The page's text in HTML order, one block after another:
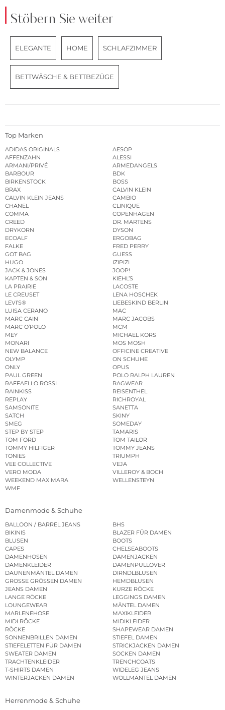
Stöbern Sie weiter
ELEGANTE HOME SCHLAFZIMMER
BETTWÄSCHE & BETTBEZÜGE
Top Marken
ADIDAS ORIGINALS
AESOP
AFFENZAHN
ALESSI
ARMANI/PRIVÉ
ARMEDANGELS
BARBOUR
BDK
BIRKENSTOCK
BOSS
BRAX
CALVIN KLEIN
CALVIN KLEIN JEANS
CAMBIO
CHANEL
CLINIQUE
COMMA
COPENHAGEN
CREED
DR. MARTENS
DRYKORN
DYSON
ECOALF
ERGOBAG
FALKE
FRED PERRY
GOT BAG
GUESS
HUGO
IZIPIZI
JACK & JONES
JOOP!
KAPTEN & SON
KIEHL’S
LA PRAIRIE
LACOSTE
LE CREUSET
LENA HOSCHEK
LEVI’S®
LIEBESKIND BERLIN
LUISA CERANO
MAC
MARC CAIN
MARC JACOBS
MARC O’POLO
MCM
MEY
MICHAEL KORS
MONARI
MOS MOSH
NEW BALANCE
OFFICINE CREATIVE
OLYMP
ON SCHUHE
ONLY
OPUS
PAUL GREEN
POLO RALPH LAUREN
RAFFAELLO ROSSI
RAGWEAR
RAINKISS
REISENTHEL
REPLAY
RICHROYAL
SAMSONITE
SANETTA
SATCH
SKINY
SMEG
SOMEDAY
STEP BY STEP
TAMARIS
TOM FORD
TOM TAILOR
TOMMY HILFIGER
TOMMY JEANS
TONIES
TRIUMPH
VEE COLLECTIVE
VEJA
VERO MODA
VILLEROY & BOCH
WEEKEND MAX MARA
WELLENSTEYN
WMF
Damenmode & Schuhe
BALLOON / BARREL JEANS
BHS
BIKINIS
BLAZER FÜR DAMEN
BLUSEN
BOOTS
CAPES
CHELSEABOOTS
DAMENHOSEN
DAMENJACKEN
DAMENKLEIDER
DAMENPULLOVER
DAUNENMÄNTEL DAMEN
DIRNDLBLUSEN
GROSSE GRÖSSEN DAMEN
HEMDBLUSEN
JEANS DAMEN
KURZE RÖCKE
LANGE RÖCKE
LEGGINGS DAMEN
LOUNGEWEAR
MÄNTEL DAMEN
MARLENEHOSE
MAXIKLEIDER
MIDI RÖCKE
MIDIKLEIDER
RÖCKE
SHAPEWEAR DAMEN
SONNENBRILLEN DAMEN
STIEFEL DAMEN
STIEFELETTEN FÜR DAMEN
STRICKJACKEN DAMEN
SWEATER DAMEN
SOCKEN DAMEN
TRACHTENKLEIDER
TRENCHCOATS
T-SHIRTS DAMEN
WIDELEG JEANS
WINTERJACKEN DAMEN
WOLLMÄNTEL DAMEN
Herrenmode & Schuhe